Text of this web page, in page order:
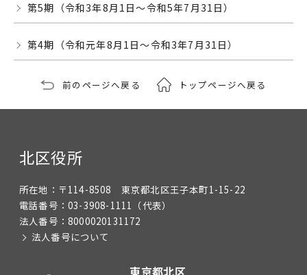
第5期（令和3年8月1日～令和5年7月31日）
第4期（令和元年8月1日～令和3年7月31日）
前のページへ戻る トップページへ戻る
北区役所
所在地： 〒114-8508 東京都北区王子本町1-15-22
電話番号： 03-3908-1111 （代表）
法人番号： 8000020131172
法人番号について